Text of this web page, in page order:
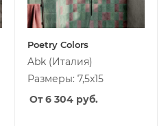
Poetry Colors
Abk (Италия)
Размеры: 7,5x15
От 6 304 руб.